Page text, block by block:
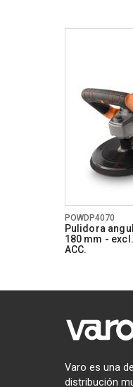
POWDP4070
Pulidora
180 mm -
ACC.
Varo es una
distribución